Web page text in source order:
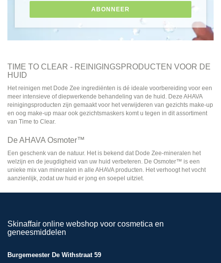
ABONNEER
TIME TO CLEAR - REINIGINGSPRODUCTEN VOOR DE
HUID
Het reinigen met Dode Zee ingrediënten is dé ideale voorbereiding voor een
meer intensieve of diepwerkende behandeling van de huid. Deze AHAVA
reinigingsproducten zijn gemaakt voor het verwijderen van gezichts make-up
en oog make-up maar ook gezichtsmaskers komt u tegen in dit assortiment
van Time to Clear.
De AHAVA Osmoter™
Een geschenk van de natuur. Het is bekend dat Dode Zee-mineralen het
welzijn en de jeugdigheid van uw huid verbeteren. De Osmoter™ is een
unieke mix van mineralen in alle AHAVA producten. Het verhoogt het vocht
aanzienlijk, zodat uw huid er jong en soepel uitziet.
Skinaffair online webshop voor cosmetica en
geneesmiddelen
Burgemeester De Withstraat 59